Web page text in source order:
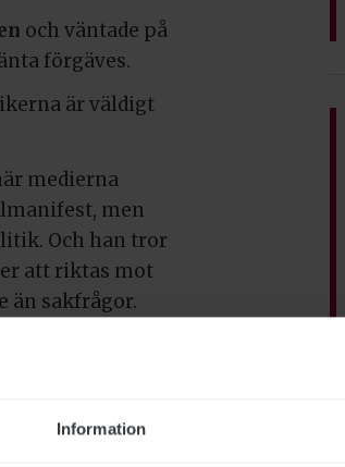
Information
och väntade på
förgäves.
är väldigt
medierna
men
Och han tror
att riktas mot
än sakfrågor.
och mer
anser